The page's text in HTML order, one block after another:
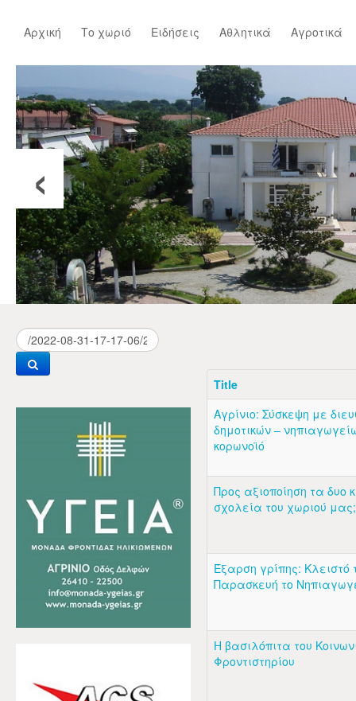
Αρχική Το χωριό Ειδήσεις Αθλητικά Αγροτικά
‹
Title
Αγρίνιο: Σύσκεψη με
δημοτικών –
κορωνοϊό
Προς αξιοποίηση τα δυο
σχολεία του χωριού μας;
Έξαρση γρίπης: Κλειστό
Παρασκευή το
Η βασιλόπιτα του
Φροντιστηρίου